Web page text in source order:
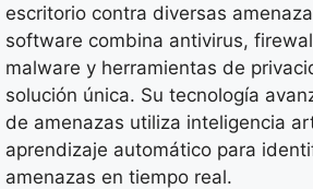
escritorio contra diversas
software combina antivirus,
malware y herramientas de
solución única. Su tecnología
de amenazas utiliza inteligencia
aprendizaje automático para
amenazas en tiempo real.